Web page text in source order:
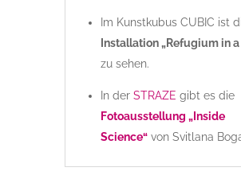
Im Kunstkubus CUBIC ist
Installation „Refugium in a
zu sehen.
In der STRAZE gibt es die
Fotoausstellung „Inside
Science“von Svitlana